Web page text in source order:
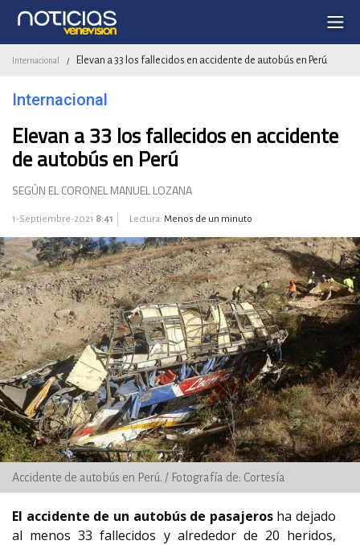
Internacional / Elevan a 33 los fallecidos en accidente de autobús en Perú
Internacional
Elevan a 33 los fallecidos en accidente
de autobús en Perú
SEGÚN EL CORONEL MANUEL LOZANA
1-Septiembre-2021 8:41 Lectura: Menos de un minuto
Accidente de autobús en Perú. / Fotografía de: Cortesía
El accidente de un autobús de pasajerosha dejado
al menos 33 fallecidos y alrededor de 20 heridos,